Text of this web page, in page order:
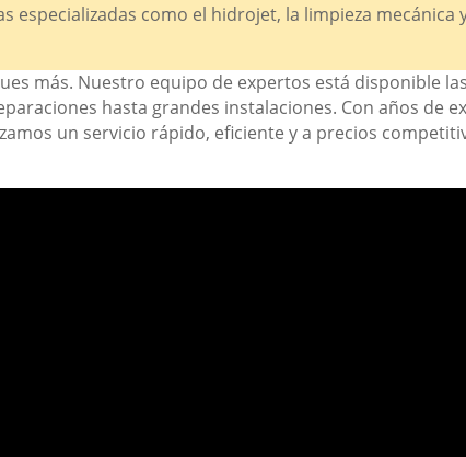
especializadas como el hidrojet, la limpieza
más. Nuestro equipo de expertos está disponible
hasta grandes instalaciones. Con años de
un servicio rápido, eficiente y a precios